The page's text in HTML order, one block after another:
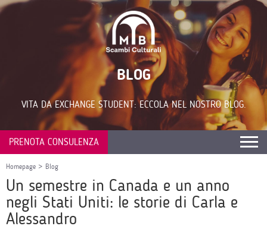
BLOG
VITA DA EXCHANGE STUDENT: ECCOLA NEL NOSTRO BLOG.
PRENOTA CONSULENZA
Homepage > Blog
Un semestre in Canada e un anno
negli Stati Uniti: le storie di Carla e
Alessandro